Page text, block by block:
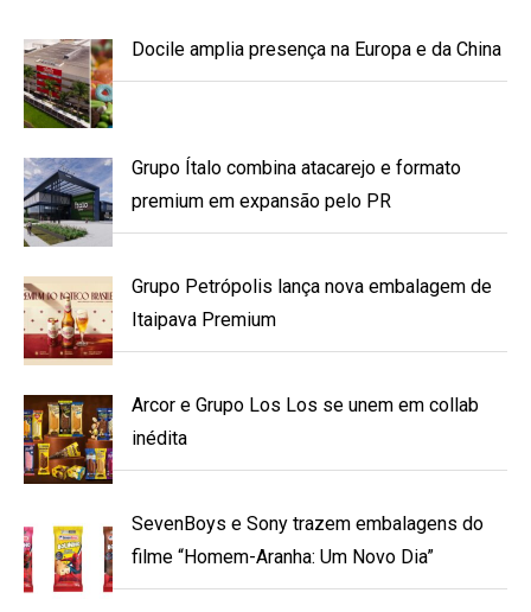
Docile amplia presença na Europa e da China
Grupo Ítalo combina atacarejo e formato
premium em expansão pelo PR
Grupo Petrópolis lança nova embalagem de
Itaipava Premium
Arcor e Grupo Los Los se unem em collab
inédita
SevenBoys e Sony trazem embalagens do
filme “Homem-Aranha: Um Novo Dia”